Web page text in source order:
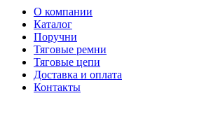
О компании
Каталог
Поручни
Тяговые ремни
Тяговые цепи
Доставка и оплата
Контакты